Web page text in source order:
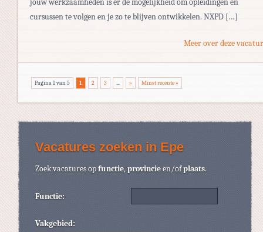
cursussen te volgen en je zo te blijven ontwikkelen. NXPD […]
Meer over deze
Pagina 1 van 5 1 2 3 ... » Minst recente »
Vacatures zoeken in Epe
Zoek vacatures opfunctie,provincieen/ofplaats.
Functie:
Vakgebied: